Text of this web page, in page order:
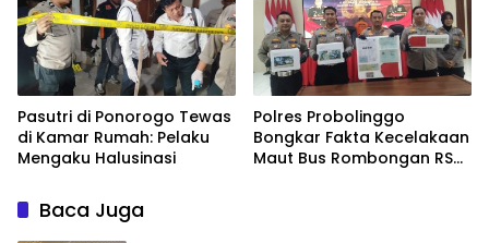
Pasutri di Ponorogo Tewas
di Kamar Rumah: Pelaku
Mengaku Halusinasi
Polres Probolinggo
Bongkar Fakta Kecelakaan
Maut Bus Rombongan RS
Baca Juga